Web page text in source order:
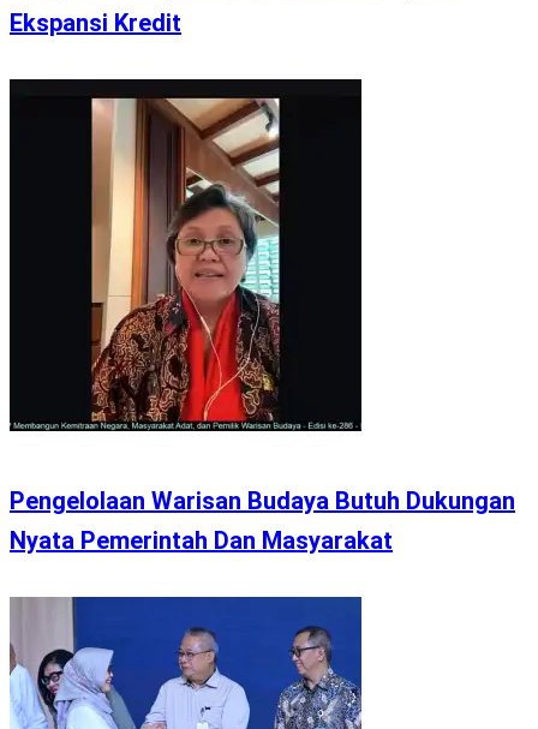
Ekspansi Kredit
Pengelolaan Warisan Budaya Butuh Dukungan
Nyata Pemerintah Dan Masyarakat